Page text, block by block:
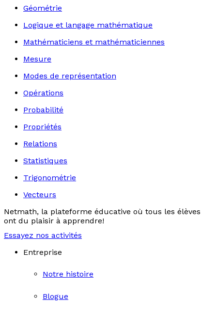
Géométrie
Logique et langage mathématique
Mathématiciens et mathématiciennes
Mesure
Modes de représentation
Opérations
Probabilité
Propriétés
Relations
Statistiques
Trigonométrie
Vecteurs
Netmath, la plateforme éducative où tous les élèves
ont du plaisir à apprendre!
Essayez nos activités
Entreprise
Notre histoire
Blogue